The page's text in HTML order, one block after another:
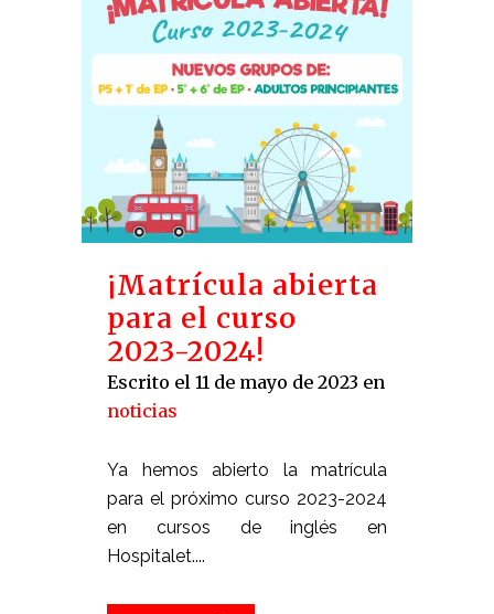
¡Matrícula abierta
para el curso
2023-2024!
Escrito el 11 de mayo de 2023 en
noticias
Ya hemos abierto la matrícula
para el próximo curso 2023-2024
en cursos de inglés en
Hospitalet....